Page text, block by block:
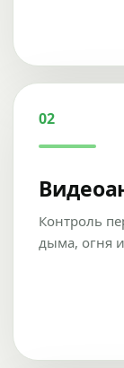
02
Контроль
дыма, огня